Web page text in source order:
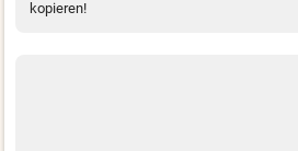
kopieren!